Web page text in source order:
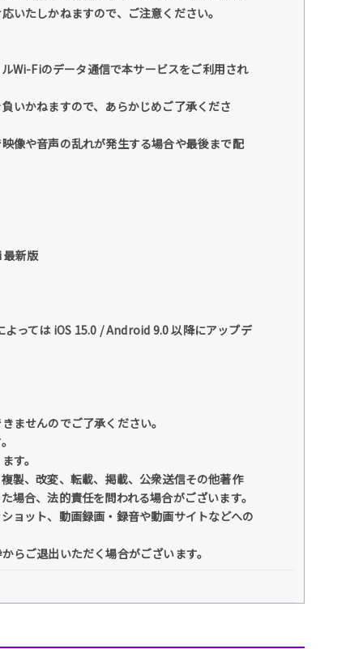
いたしかねますので、ご注意ください。
Wi-Fiのデータ通信で本サービスをご利用され
いかねますので、あらかじめご了承くださ
像や音声の乱れが発生する場合や最後まで配
新版
っては iOS 15.0 / Android 9.0 以降にアップデ
ませんのでご了承ください。
す。
製、改変、転載、掲載、公衆送信その他著作
合、法的責任を問われる場合がございます。
ョット、動画録画・録音や動画サイトなどへの
らご退出いただく場合がございます。